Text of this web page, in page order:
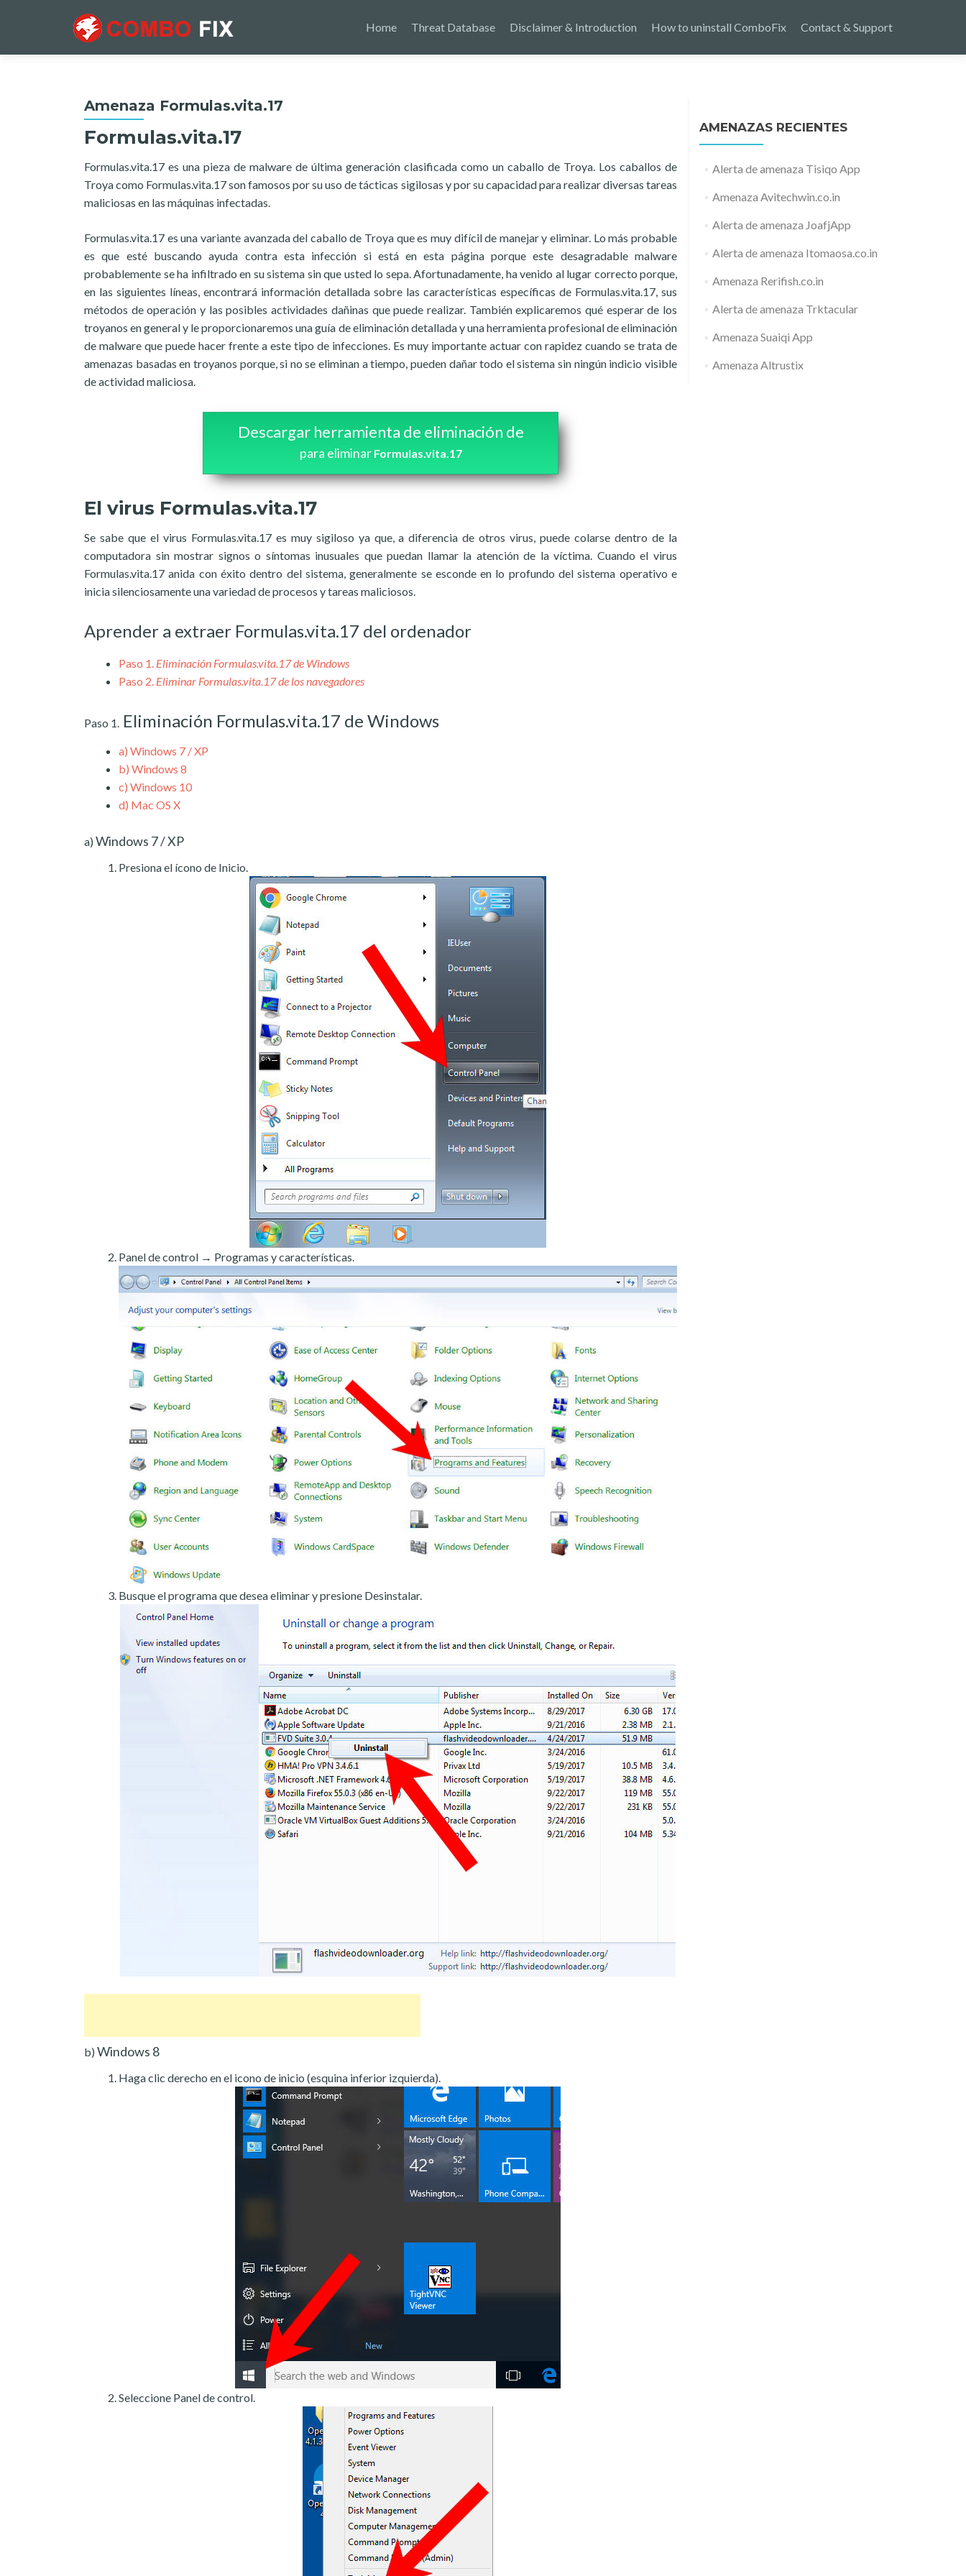
Home Threat Database Disclaimer & Introduction How to uninstall ComboFix Contact & Support
Amenaza Formulas.vita.17
Formulas.vita.17
Formulas.vita.17 es una pieza de malware de última generación clasificada como un caballo de Troya. Los caballos de
Troya como Formulas.vita.17 son famosos por su uso de tácticas sigilosas y por su capacidad para realizar diversas tareas
maliciosas en las máquinas infectadas.
Formulas.vita.17 es una variante avanzada del caballo de Troya que es muy difícil de manejar y eliminar. Lo más probable
es que esté buscando ayuda contra esta infección si está en esta página porque este desagradable malware
probablemente se ha infiltrado en su sistema sin que usted lo sepa. Afortunadamente, ha venido al lugar correcto porque,
en las siguientes líneas, encontrará información detallada sobre las características específicas de Formulas.vita.17, sus
métodos de operación y las posibles actividades dañinas que puede realizar. También explicaremos qué esperar de los
troyanos en general y le proporcionaremos una guía de eliminación detallada y una herramienta profesional de eliminación
de malware que puede hacer frente a este tipo de infecciones. Es muy importante actuar con rapidez cuando se trata de
amenazas basadas en troyanos porque, si no se eliminan a tiempo, pueden dañar todo el sistema sin ningún indicio visible
de actividad maliciosa.
Descargar herramienta de eliminación de
para eliminar Formulas.vita.17
El virus Formulas.vita.17
Se sabe que el virus Formulas.vita.17 es muy sigiloso ya que, a diferencia de otros virus, puede colarse dentro de la
computadora sin mostrar signos o síntomas inusuales que puedan llamar la atención de la víctima. Cuando el virus
Formulas.vita.17 anida con éxito dentro del sistema, generalmente se esconde en lo profundo del sistema operativo e
inicia silenciosamente una variedad de procesos y tareas maliciosos.
Aprender a extraer Formulas.vita.17 del ordenador
Paso 1. Eliminación Formulas.vita.17 de Windows
Paso 2. Eliminar Formulas.vita.17 de los navegadores
Paso 1. Eliminación Formulas.vita.17 de Windows
a) Windows 7 / XP
b) Windows 8
c) Windows 10
d) Mac OS X
a) Windows 7 / XP
Presiona el ícono de Inicio.
Panel de control → Programas y características.
Busque el programa que desea eliminar y presione Desinstalar.
b) Windows 8
Haga clic derecho en el icono de inicio (esquina inferior izquierda).
Seleccione Panel de control.
AMENAZAS RECIENTES
Alerta de amenaza Tisiqo App
Amenaza Avitechwin.co.in
Alerta de amenaza JoafjApp
Alerta de amenaza Itomaosa.co.in
Amenaza Rerifish.co.in
Alerta de amenaza Trktacular
Amenaza Suaiqi App
Amenaza Altrustix